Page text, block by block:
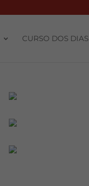
CURSO DOS DIAS